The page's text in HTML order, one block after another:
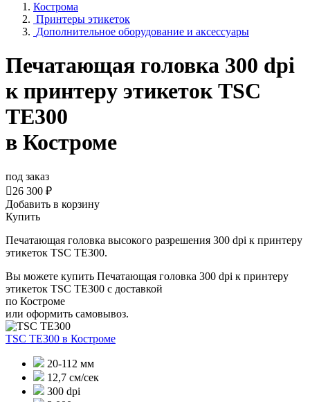
Кострома
Принтеры этикеток
Дополнительное оборудование и аксессуары
Печатающая головка 300 dpi
к принтеру этикеток TSC
TE300
в Костроме
под заказ
26 300 ₽
Добавить в корзину
Купить
Печатающая головка высокого разрешения 300 dpi к принтеру
этикеток TSC TE300.
Вы можете купить Печатающая головка 300 dpi к принтеру
этикеток TSC TE300 с доставкой
по Костроме
или оформить самовывоз.
TSC TE300 в Костроме
20-112 мм
12,7 см/сек
300 dpi